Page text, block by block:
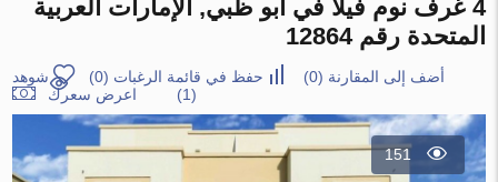
4 غرف نوم فيلا في أبو ظبي, الإمارات العربية
المتحدة رقم 12864
أضف إلى المقارنة (
0
) حفظ في قائمة الرغبات (
0
)
شوهد
(1)
اعرض سعرك
151